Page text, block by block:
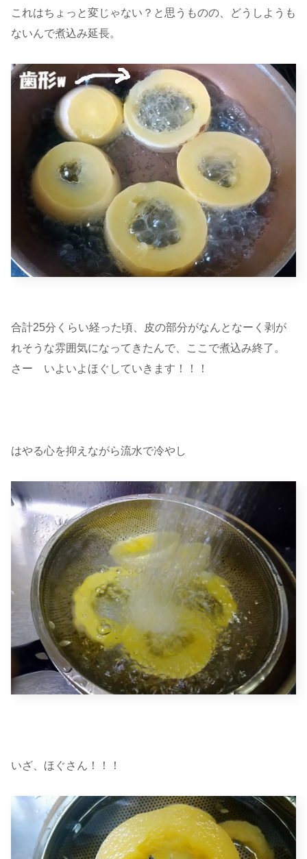
これはちょっと変じゃない？と思うものの、どうしようも
ないんで煮込み延長。
合計25分くらい経った頃、皮の部分がなんとなーく剥が
れそうな雰囲気になってきたんで、ここで煮込み終了。
さー いよいよほぐしていきます！！！
はやる心を抑えながら流水で冷やし
いざ、ほぐさん！！！